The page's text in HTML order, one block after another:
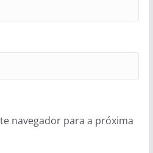
navegador para a próxima